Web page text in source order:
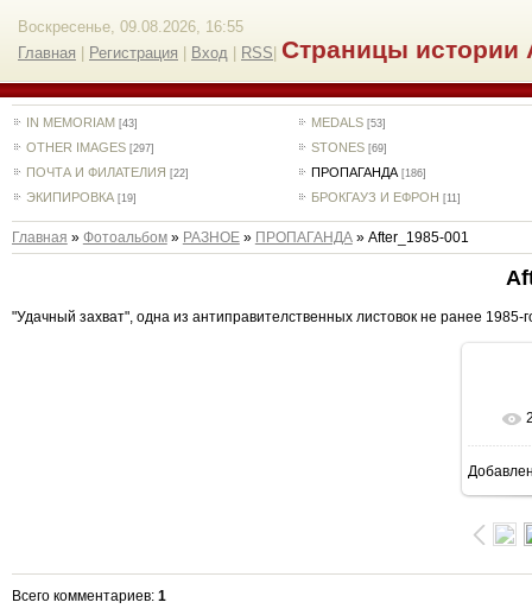
Воскресенье, 09.08.2026, 16:55
Главная
Регистрация Вход RSS Страницы истории
IN MEMORIAM [43] MEDALS [53]
OTHER IMAGES [297] STONES [69]
ПОЧТА И ФИЛАТЕЛИЯ [22] ПРОПАГАНДА [186]
ЭКИПИРОВКА [19] БРОКГАУЗ И ЕФРОН [11]
Главная » Фотоальбом» РАЗНОЕ» ПРОПАГАНДА» After_1985-001
"Удачный захват", одна из антиправителственных листовок не ранее 1985-
Всего комментариев: 1